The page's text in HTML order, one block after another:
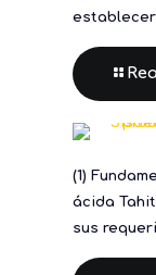
(1)
ácida
sus